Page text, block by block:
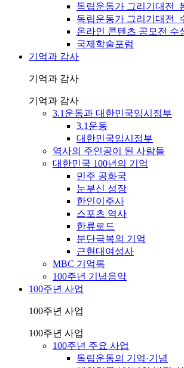
독립운동가 그리기대전_
독립운동가 그리기대전_
온라인 콘텐츠 공모전 수
국제학술포럼
기억과 감사
기억과 감사
기억과 감사
3.1운동과 대한민국임시정부
3.1운동
대한민국임시정부
역사의 주인공이 된 사람들
대한민국 100년의 기억
민주 공화국
눈부신 성장
한인이주사
스포츠 역사
한류로드
분단극복의 기억
근현대여성사
MBC 기억록
100주년 기념음악
100주년 사업
100주년 사업
100주년 사업
100주년 주요 사업
독립운동의 기억·기념